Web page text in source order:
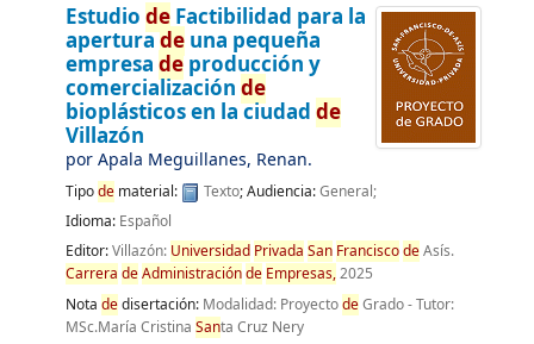
Estudio deFactibilidad para la
aperturadeuna pequeña
empresa deproducción y
comercialización de
bioplásticos en la ciudad de
Villazón
porApala Meguillanes, Renan.
Tipodematerial: Texto; Audiencia:General;
Idioma: Español
Editor:Villazón: Universidad Privada San FranciscodeAsís.
Carrera deAdministraciónde Empresas,2025
Nota dedisertación: Modalidad: ProyectodeGrado - Tutor:
MSc.María Cristina Santa Cruz Nery